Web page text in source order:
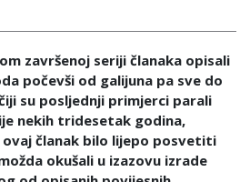
završenoj seriji članaka opisali
počevši od galijuna pa sve do
su posljednji primjerci parali
nekih tridesetak godina,
članak bilo lijepo posvetiti
okušali u izazovu izrade